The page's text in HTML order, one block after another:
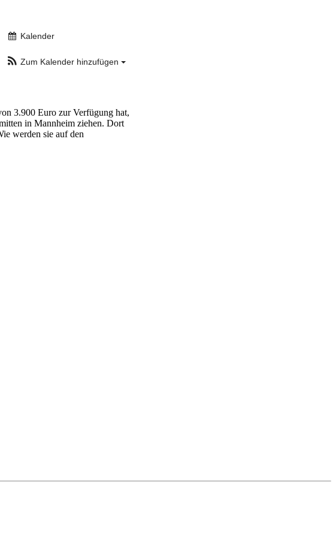
Kalender
Zum Kalender hinzufügen
3.900 Euro zur Verfügung hat,
in Mannheim ziehen. Dort
werden sie auf den